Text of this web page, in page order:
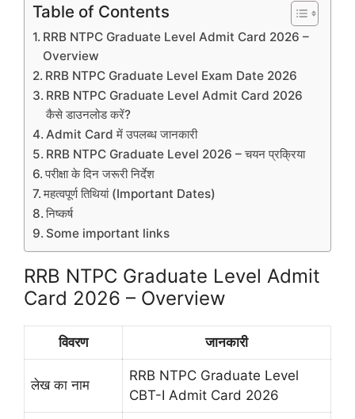
Table of Contents
RRB NTPC Graduate Level Admit Card 2026 –
Overview
RRB NTPC Graduate Level Exam Date 2026
RRB NTPC Graduate Level Admit Card 2026
कैसे डाउनलोड करें?
Admit Card में उपलब्ध जानकारी
RRB NTPC Graduate Level 2026 – चयन प्रक्रिया
परीक्षा के दिन जरूरी निर्देश
महत्वपूर्ण तिथियां (Important Dates)
निष्कर्ष
Some important links
RRB NTPC Graduate Level Admit
Card 2026 – Overview
विवरण जानकारी
लेख का नाम
RRB NTPC Graduate Level
CBT-I Admit Card 2026